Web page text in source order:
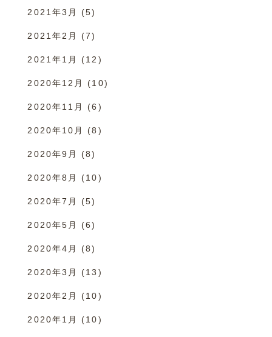
2021年3月 (5)
2021年2月 (7)
2021年1月 (12)
2020年12月 (10)
2020年11月 (6)
2020年10月 (8)
2020年9月 (8)
2020年8月 (10)
2020年7月 (5)
2020年5月 (6)
2020年4月 (8)
2020年3月 (13)
2020年2月 (10)
2020年1月 (10)